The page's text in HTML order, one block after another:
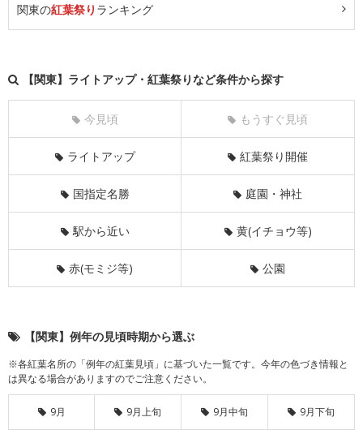
関東の紅葉祭り ランキング
【関東】ライトアップ・紅葉祭りなど条件から探す
今見頃 もうすぐ見頃
ライトアップ 紅葉祭り開催
国指定名勝 庭園・神社
駅から近い 黄(イチョウ等)
赤(モミジ等) 公園
【関東】例年の見頃時期から選ぶ
※各紅葉名所の「例年の紅葉見頃」に基づいた一覧です。今年の色づき情報と
は異なる場合がありますのでご注意ください。
9月 9月上旬 9月中旬 9月下旬